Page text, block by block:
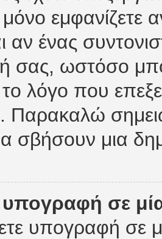
εμφανίζετε
αν ένας
σας, ωστόσο
το λόγο που
Παρακαλώ
σβήσουν μια
σε
υπογραφή σε